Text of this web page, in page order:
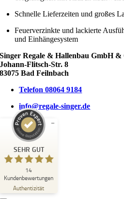
Schnelle Lieferzeiten und großes
Feuerverzinkte und lackierte
und Einhängesystem
Singer Regale & Hallenbau GmbH &
Johann-Flitsch-Str. 8
83075 Bad Feilnbach
Telefon 08064 9184
info@regale-singer.de
SEHR GUT
14
Kundenbewertungen
Authentizität
Kundenbewertungen und Erfahrungen zu
SINGER REGALE & HALLENBAU GmbH & Co. KG
SEHR GUT
5,00
/
5,00